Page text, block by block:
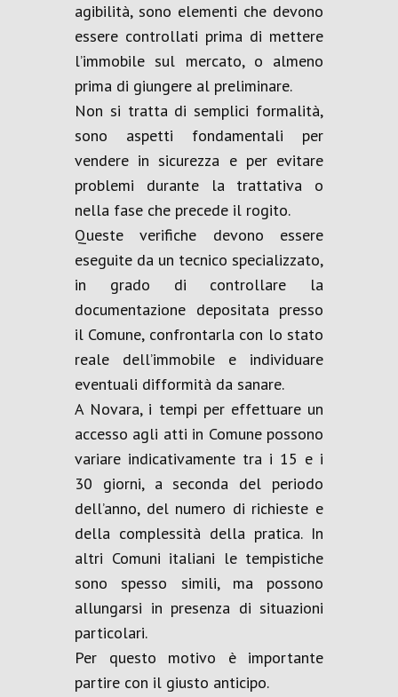
agibilità, sono elementi che devono
essere controllati prima di mettere
l’immobile sul mercato, o almeno
prima di giungere al preliminare.
Non si tratta di semplici formalità,
sono aspetti fondamentali per
vendere in sicurezza e per evitare
problemi durante la trattativa o
nella fase che precede il rogito.
Queste verifiche devono essere
eseguite da un tecnico specializzato,
in grado di controllare la
documentazione depositata presso
il Comune, confrontarla con lo stato
reale dell’immobile e individuare
eventuali difformità da sanare.
A Novara, i tempi per effettuare un
accesso agli atti in Comune possono
variare indicativamente tra i 15 e i
30 giorni, a seconda del periodo
dell’anno, del numero di richieste e
della complessità della pratica. In
altri Comuni italiani le tempistiche
sono spesso simili, ma possono
allungarsi in presenza di situazioni
particolari.
Per questo motivo è importante
partire con il giusto anticipo.